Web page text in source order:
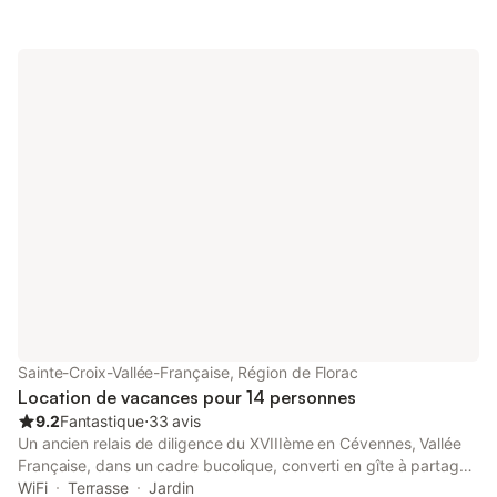
Sainte-Croix-Vallée-Française, Région de Florac
Location de vacances pour 14 personnes
9.2Fantastique⋅33 avis
Un ancien relais de diligence du XVIIIème en Cévennes, Vallée
Française, dans un cadre bucolique, converti en gîte à partager
entre amis et grandes familles (jusqu'à 14 personnes) avec
WiFi Terrasse
Jardin